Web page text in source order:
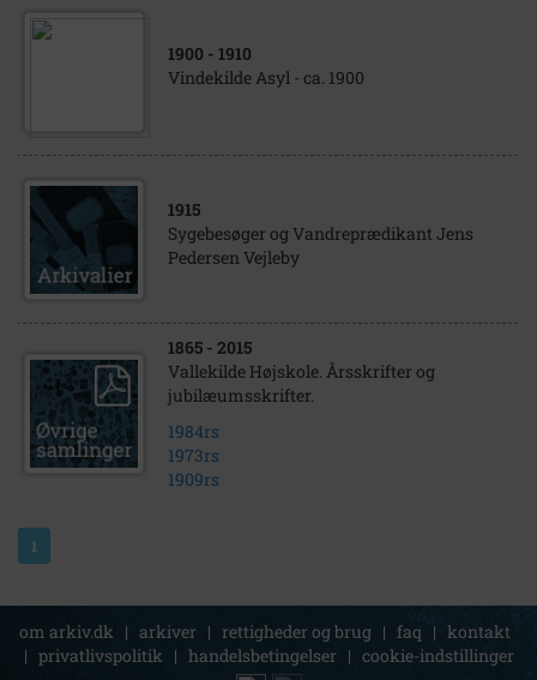
1900 - 1910
Vindekilde Asyl - ca. 1900
1915
Sygebesøger og Vandreprædikant Jens
Pedersen Vejleby
1865 - 2015
Vallekilde Højskole. Årsskrifter og
jubilæumsskrifter.
1984rs
1973rs
1909rs
1
om arkiv.dk | arkiver | rettigheder og brug | faq | kontakt
| privatlivspolitik | handelsbetingelser | cookie-indstillinger